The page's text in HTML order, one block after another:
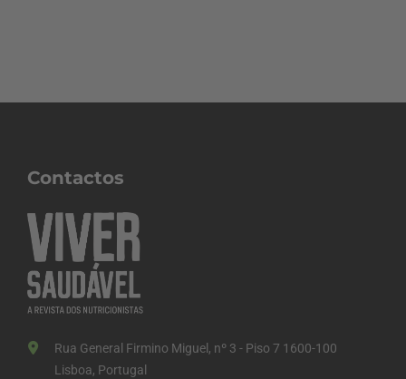
Contactos
Rua General Firmino Miguel, nº 3 - Piso 7 1600-100
Lisboa, Portugal